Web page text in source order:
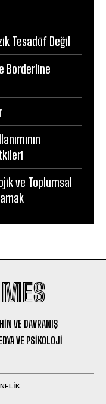
Tesadüf Değil
Borderline
ve Toplumsal
VE DAVRANIŞ
VE PSIKOLOJI